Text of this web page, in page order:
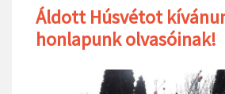
Áldott Húsvétot
honlapunk olvasóinak!